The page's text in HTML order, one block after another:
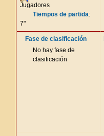
Jugadores
Tiempos de partida:
7"
Fase de clasificación
No hay fase de
clasificación